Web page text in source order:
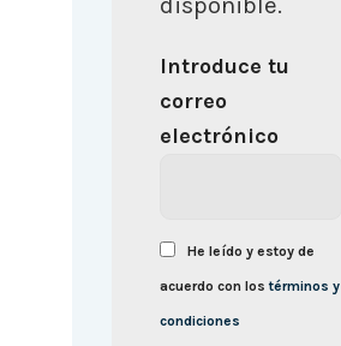
disponible.
Introduce tu
correo
electrónico
He leído y estoy de
acuerdo con lostérminos y
condiciones